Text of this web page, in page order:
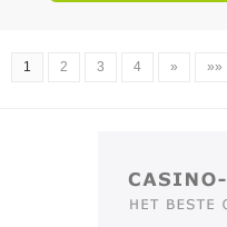
1 2 3 4 » »»